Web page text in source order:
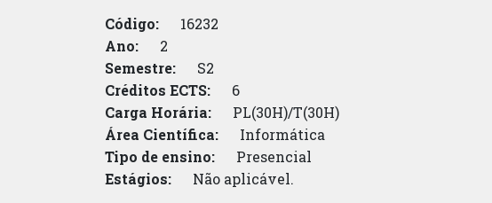
Código:
16232
Ano:
2
Semestre:
S2
Créditos ECTS:
6
Carga Horária:
PL(30H)/T(30H)
Área Científica:
Informática
Tipo de ensino:
Presencial
Estágios:
Não aplicável.